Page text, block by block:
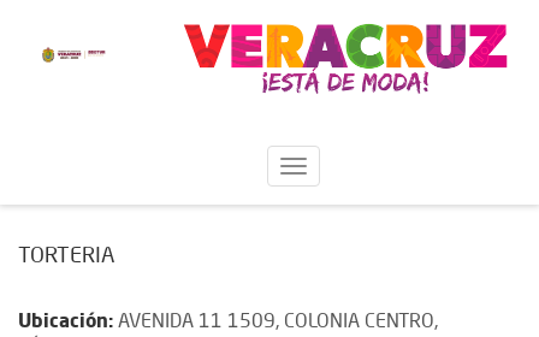
TORTERIA
Ubicación: AVENIDA 11 1509, COLONIA CENTRO,